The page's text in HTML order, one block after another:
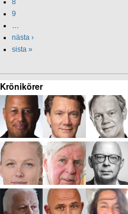
8
9
…
nästa ›
sista »
Krönikörer